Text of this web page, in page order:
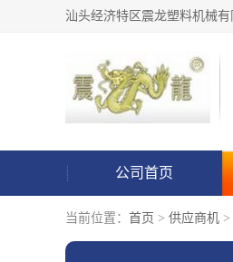
公司首页
当前位置： 首页 > 供应商机 >